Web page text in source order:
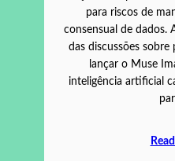
para riscos de
consensual de dados.
das discussões sobre
lançar o Muse
inteligência artificial